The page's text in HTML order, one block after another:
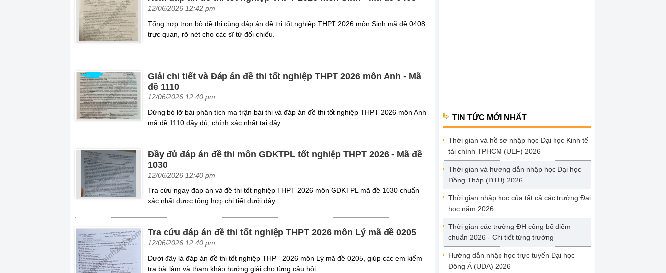
12/06/2026 12:42 pm
Tổng hợp trọn bộ đề thi cùng đáp án đề thi tốt nghiệp THPT 2026 môn Sinh mã đề 0408
trực quan, rõ nét cho các sĩ tử đối chiếu.
Giải chi tiết và Đáp án đề thi tốt nghiệp THPT 2026 môn Anh - Mã
đề 1110
12/06/2026 12:40 pm
Đừng bỏ lỡ bài phân tích ma trận bài thi và đáp án đề thi tốt nghiệp THPT 2026 môn Anh
mã đề 1110 đầy đủ, chính xác nhất tại đây.
Đầy đủ đáp án đề thi môn GDKTPL tốt nghiệp THPT 2026 - Mã đề
1030
12/06/2026 12:40 pm
Tra cứu ngay đáp án và đề thi tốt nghiệp THPT 2026 môn GDKTPL mã đề 1030 chuẩn
xác nhất được tổng hợp chi tiết dưới đây.
Tra cứu đáp án đề thi tốt nghiệp THPT 2026 môn Lý mã đề 0205
12/06/2026 12:40 pm
Dưới đây là đáp án đề thi tốt nghiệp THPT 2026 môn Lý mã đề 0205, giúp các em kiểm
tra bài làm và tham khảo hướng giải cho từng câu hỏi.
TIN TỨC MỚI NHẤT
Thời gian và hồ sơ nhập học Đại học Kinh tế
tài chính TPHCM (UEF) 2026
Thời gian và hướng dẫn nhập học Đại học
Đồng Tháp (DTU) 2026
Thời gian nhập học của tất cả các trường Đại
học năm 2026
Thời gian các trường ĐH công bố điểm
chuẩn 2026 - Chi tiết từng trường
Hướng dẫn nhập học trực tuyến Đại học
Đông Á (UDA) 2026